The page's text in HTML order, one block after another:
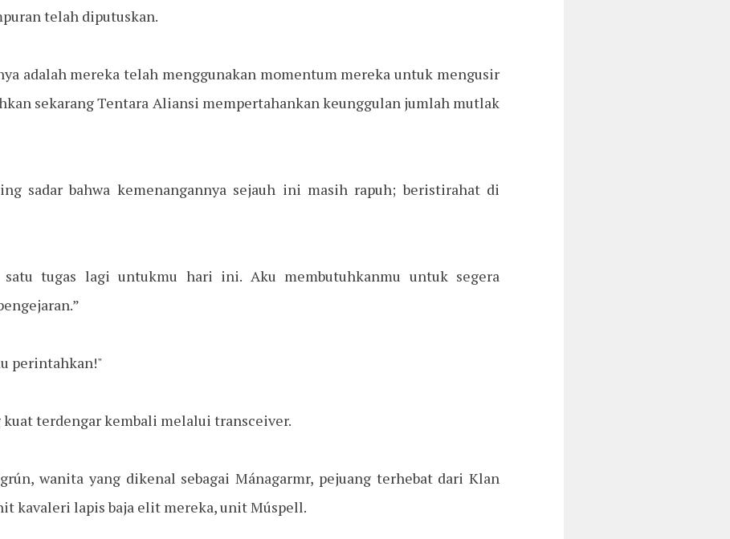
telah diputuskan.
adalah mereka telah menggunakan momentum mereka untuk mengusir
sekarang Tentara Aliansi mempertahankan keunggulan jumlah mutlak
sadar bahwa kemenangannya sejauh ini masih rapuh; beristirahat di
satu tugas lagi untukmu hari ini. Aku membutuhkanmu untuk segera
perintahkan!"
kuat terdengar kembali melalui transceiver.
wanita yang dikenal sebagai Mánagarmr, pejuang terhebat dari Klan
kavaleri lapis baja elit mereka, unit Múspell.